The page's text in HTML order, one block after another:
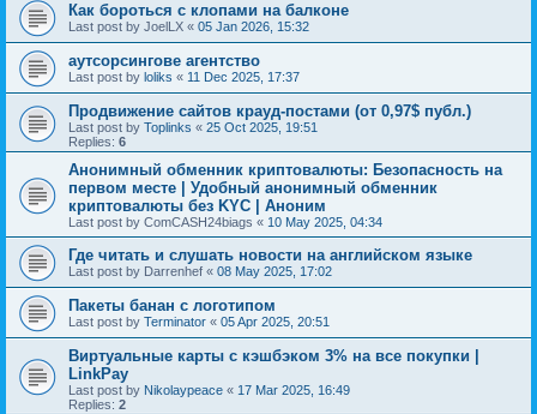
Как бороться с клопами на балконе
Last post by JoelLX « 05 Jan 2026, 15:32
аутсорсингове агентство
Last post by loliks « 11 Dec 2025, 17:37
Продвижение сайтов крауд-постами (от 0,97$ публ.)
Last post by Toplinks « 25 Oct 2025, 19:51
Replies: 6
Анонимный обменник криптовалюты: Безопасность на
первом месте | Удобный анонимный обменник
криптовалюты без KYC | Аноним
Last post by ComCASH24biags « 10 May 2025, 04:34
Где читать и слушать новости на английском языке
Last post by Darrenhef « 08 May 2025, 17:02
Пакеты банан с логотипом
Last post by Terminator « 05 Apr 2025, 20:51
Виртуальные карты с кэшбэком 3% на все покупки |
LinkPay
Last post by Nikolaypeace « 17 Mar 2025, 16:49
Replies: 2